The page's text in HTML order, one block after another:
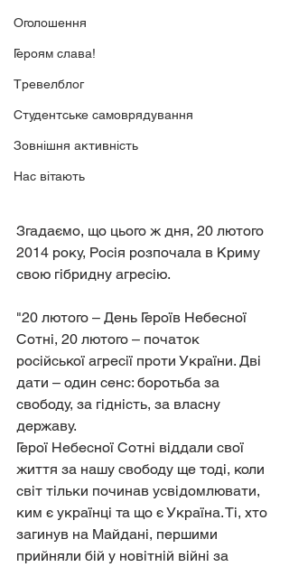
Оголошення
Героям слава!
Тревелблог
Студентське самоврядування
Зовнішня активність
Нас вітають
Згадаємо, що цього ж дня, 20 лютого
2014 року, Росія розпочала в Криму
свою гібридну агресію.
"20 лютого – День Героїв Небесної
Сотні, 20 лютого – початок
російської агресії проти України. Дві
дати – один сенс: боротьба за
свободу, за гідність, за власну
державу.
Герої Небесної Сотні віддали свої
життя за нашу свободу ще тоді, коли
світ тільки починав усвідомлювати,
ким є українці та що є Україна. Ті, хто
загинув на Майдані, першими
прийняли бій у новітній війні за